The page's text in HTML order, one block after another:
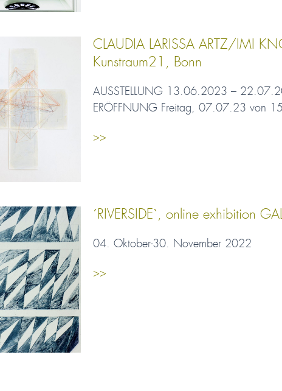
CLAUDIA LARISSA ARTZ/IMI
Kunstraum21, Bonn
AUSSTELLUNG 13.06.2023 –
ERÖFFNUNG Freitag, 07.07.23 von
>>
´RIVERSIDE`, online exhibition
04. Oktober-30. November 2022
>>